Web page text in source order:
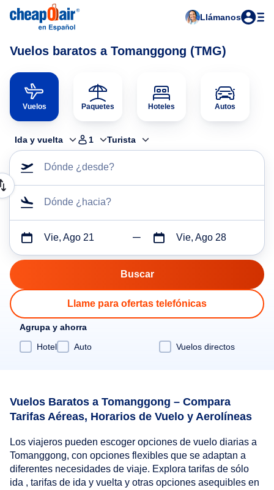
Llámanos
Vuelos baratos a Tomanggong (TMG)
Vuelos Paquetes Hoteles Autos
Ida y vuelta 1 Turista
Dónde ¿desde?
Dónde ¿hacia?
Vie, Ago 21 Vie, Ago 28
Llame para ofertas telefónicas
Agrupa y ahorra
Hotel
Auto Vuelos directos
Vuelos Baratos a Tomanggong – Compara
Tarifas Aéreas, Horarios de Vuelo y Aerolíneas
Los viajeros pueden escoger opciones de vuelo diarias a
Tomanggong, con opciones flexibles que se adaptan a
diferentes necesidades de viaje. Explora tarifas de sólo
ida , tarifas de ida y vuelta y otras opciones asequibles en